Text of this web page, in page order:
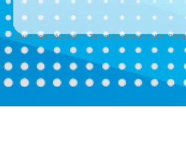
Tous droits réservés © Techno-Communication 2026